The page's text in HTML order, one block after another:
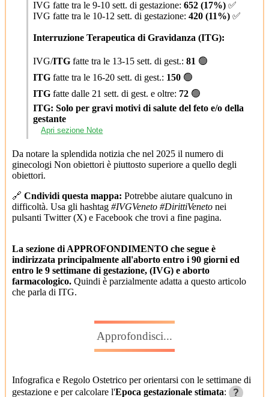
IVG fatte tra le 9-10 sett. di gestazione: 652 (17%) ✅
IVG fatte tra le 10-12 sett. di gestazione: 420 (11%) ✅
Interruzione Terapeutica di Gravidanza (ITG):
IVG/ITG fatte tra le 13-15 sett. di gest.: 81 🟢
ITG fatte tra le 16-20 sett. di gest.: 150 🟢
ITG fatte dalle 21 sett. di gest. e oltre: 72 🟢
ITG: Solo per gravi motivi di salute del feto e/o della
gestante
Apri sezione Note
Da notare la splendida notizia che nel 2025 il numero di
ginecologi Non obiettori è piuttosto superiore a quello degli
obiettori.
🔗 Cndividi questa mappa: Potrebbe aiutare qualcuno in
difficoltà. Usa gli hashtag #IVGVeneto #DirittiVeneto nei
pulsanti Twitter (X) e Facebook che trovi a fine pagina.
La sezione di APPROFONDIMENTO che segue è
indirizzata principalmente all'aborto entro i 90 giorni ed
entro le 9 settimane di gestazione, (IVG) e aborto
farmacologico. Quindi è parzialmente adatta a questo articolo
che parla di ITG.
Approfondisci...
Infografica e Regolo Ostetrico per orientarsi con le settimane di
gestazione e per calcolare l'Epoca gestazionale stimata:
?